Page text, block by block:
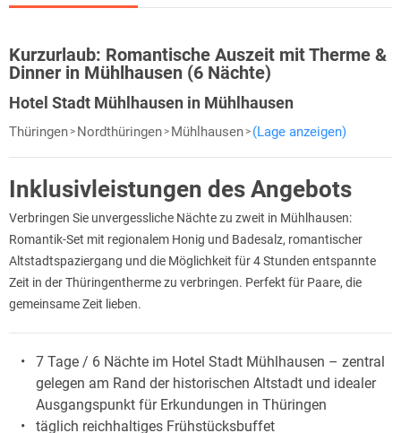
Kurzurlaub: Romantische Auszeit mit Therme &
Dinner in Mühlhausen (6 Nächte)
Hotel Stadt Mühlhausen in Mühlhausen
Thüringen Nordthüringen Mühlhausen (Lage anzeigen)
Inklusivleistungen des Angebots
Verbringen Sie unvergessliche Nächte zu zweit in Mühlhausen:
Romantik-Set mit regionalem Honig und Badesalz, romantischer
Altstadtspaziergang und die Möglichkeit für 4 Stunden entspannte
Zeit in der Thüringentherme zu verbringen. Perfekt für Paare, die
gemeinsame Zeit lieben.
7 Tage / 6 Nächte im Hotel Stadt Mühlhausen – zentral
gelegen am Rand der historischen Altstadt und idealer
Ausgangspunkt für Erkundungen in Thüringen
täglich reichhaltiges Frühstücksbuffet